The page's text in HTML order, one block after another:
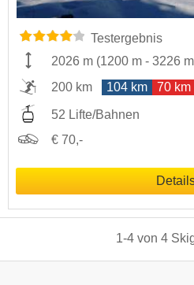
Testergebnis
2026 m (1200 m - 3226 m
200 km
104 km 70 km
52 Lifte/Bahnen
€ 70,-
1-4von 4